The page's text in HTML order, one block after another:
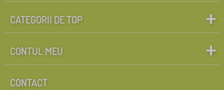
CATEGORII DE TOP
CONTUL MEU
CONTACT